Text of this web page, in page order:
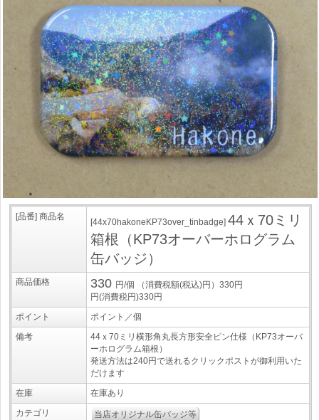
[品番] 商品名
[44x70hakoneKP73over_tinbadge] 44ｘ70ミリ
箱根（KP73オーバーホログラム
缶バッジ）
商品価格 330 円/個
（消費税額(税込)円）330円
円(消費税円)330円
ポイント
ポイント／個
備考
44ｘ70ミリ横形角丸長方形安全ピン仕様（KP73オーバ
ーホログラム箱根）
発送方法は240円で送れるクリックポストが御利用いた
だけます
在庫
在庫あり
カテゴリ
当店オリジナル缶バッジ等